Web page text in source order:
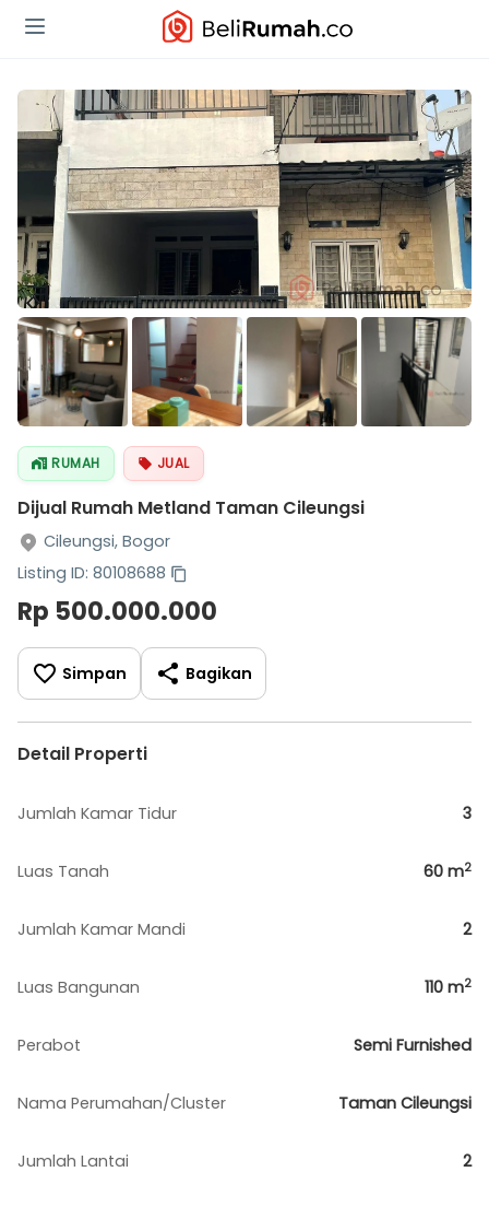
RUMAH JUAL
Dijual Rumah Metland Taman Cileungsi
Cileungsi, Bogor
Listing ID: 80108688
Rp 500.000.000
Simpan Bagikan
Detail Properti
Jumlah Kamar Tidur 3
Luas Tanah 60 m2
Jumlah Kamar Mandi 2
Luas Bangunan 110 m2
Perabot Semi Furnished
Nama Perumahan/Cluster Taman Cileungsi
Jumlah Lantai 2